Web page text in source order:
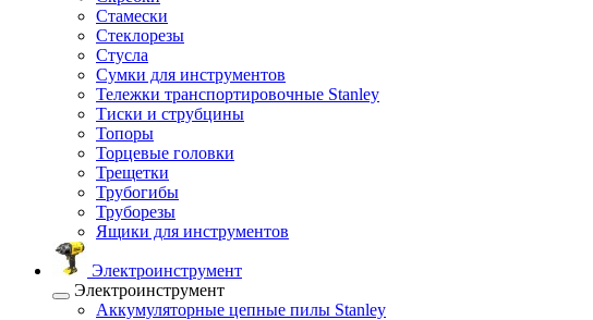
Стамески
Стеклорезы
Стусла
Сумки для инструментов
Тележки транспортировочные Stanley
Тиски и струбцины
Топоры
Торцевые головки
Трещетки
Трубогибы
Труборезы
Ящики для инструментов
Электроинструмент
Электроинструмент
Аккумуляторные цепные пилы Stanley